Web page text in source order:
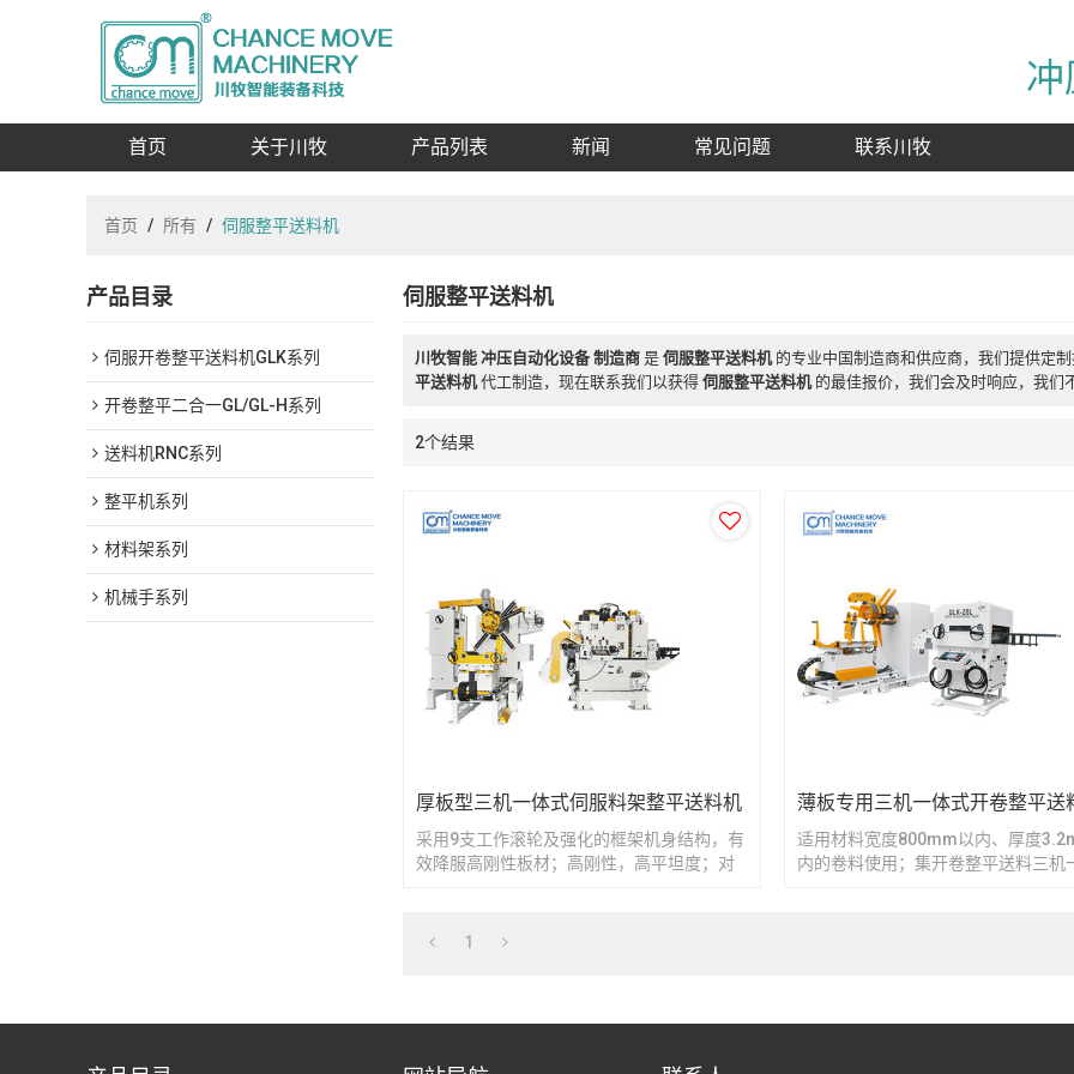
首页 关于川牧 产品列表 新闻 常见问题 联系川牧
首页 / 所有 / 伺服整平送料机
产品目录
伺服开卷整平送料机GLK系列
开卷整平二合一GL/GL-H系列
送料机RNC系列
整平机系列
材料架系列
机械手系列
伺服整平送料机
川牧智能 冲压自动化设备 制造商 是 伺服整平送料机的专业中国制造商和供应商，我们提供定制
平送料机代工制造，现在联系我们以获得 伺服整平送料机的最佳报价，我们会及时响应，我们
2个结果
厚板型三机一体式伺服料架整平送料机
采用9支工作滚轮及强化的框架机身结构，有
效降服高刚性板材；高刚性，高平坦度；对
清洁维护作业；步进减速电机电动调整矫正
薄板专用三机一体式开卷整平送
适用材料宽度800mm以内、厚度
内的卷料使用；集开卷整平送料三机
1